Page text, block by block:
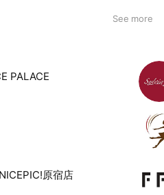
See more
PALACE
原宿店